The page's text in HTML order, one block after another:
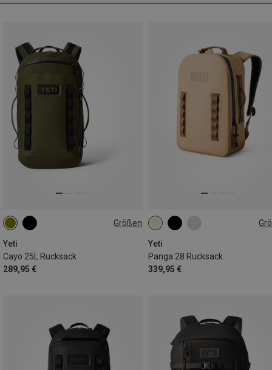
Größen
Yeti
Cayo 25L Rucksack
289,95 €
25L
Yeti
Panga 28 Rucksack
339,95 €
28L